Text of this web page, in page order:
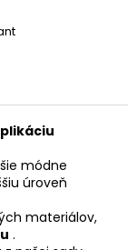
módne
úroveň
materiálov,
.